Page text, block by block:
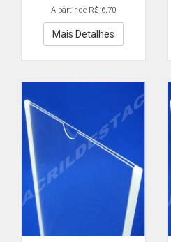
A partir de R$ 6,70
Mais Detalhes